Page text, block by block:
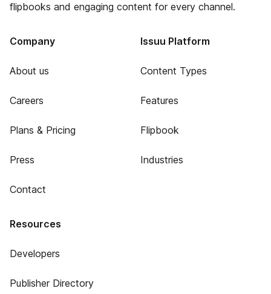
flipbooks and engaging content for every channel.
Company
About us
Careers
Plans & Pricing
Press
Contact
Issuu Platform
Content Types
Features
Flipbook
Industries
Resources
Developers
Publisher Directory